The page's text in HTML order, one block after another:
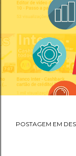
POSTAGEM EM